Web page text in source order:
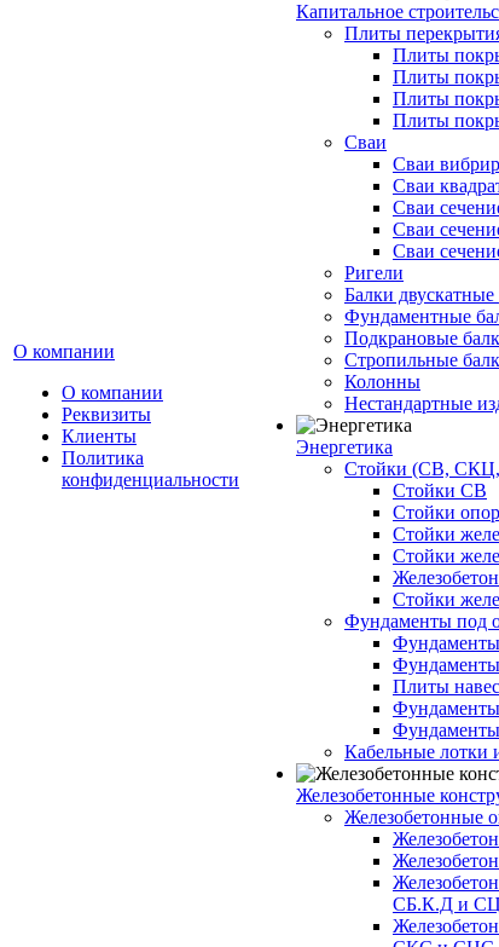
О компании
О компании
Реквизиты
Клиенты
Политика
конфиденциальности
Капитальное
Плиты
Плиты
Плиты
Плиты
Плиты
Сваи
Сваи
Сваи
Сваи
Сваи
Сваи
Ригели
Балки
Фундаментные
Подкрановые
Стропильные
Колонны
Нестандартные
Энергетика
Стойки (СВ,
Стойки СВ
Стойки
Стойки
Стойки
Стойки
Фундаменты под
Фундаменты
Плиты
Фундаменты
Кабельные лотки
Железобетонные
Железобетонные
СБ.К.Д и